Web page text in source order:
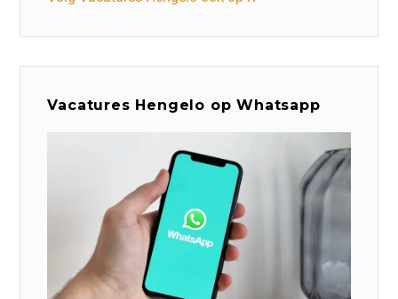
Vacatures Hengelo op Whatsapp